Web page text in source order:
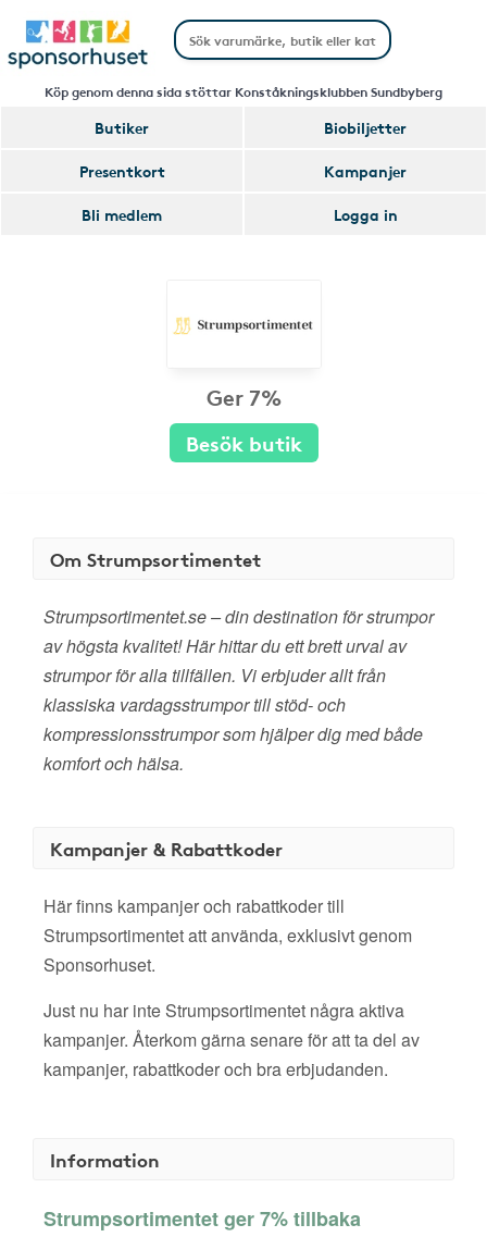
Köp genom denna sida stöttar Konståkningsklubben Sundbyberg
Butiker
Biobiljetter
Presentkort
Kampanjer
Bli medlem
Logga in
Ger 7%
Besök butik
Om Strumpsortimentet
Strumpsortimentet.se – din destination för strumpor
av högsta kvalitet! Här hittar du ett brett urval av
strumpor för alla tillfällen. Vi erbjuder allt från
klassiska vardagsstrumpor till stöd- och
kompressionsstrumpor som hjälper dig med både
komfort och hälsa.
Kampanjer & Rabattkoder
Här finns kampanjer och rabattkoder till
Strumpsortimentet att använda, exklusivt genom
Sponsorhuset.
Just nu har inte Strumpsortimentet några aktiva
kampanjer. Återkom gärna senare för att ta del av
kampanjer, rabattkoder och bra erbjudanden.
Information
Strumpsortimentet ger 7% tillbaka